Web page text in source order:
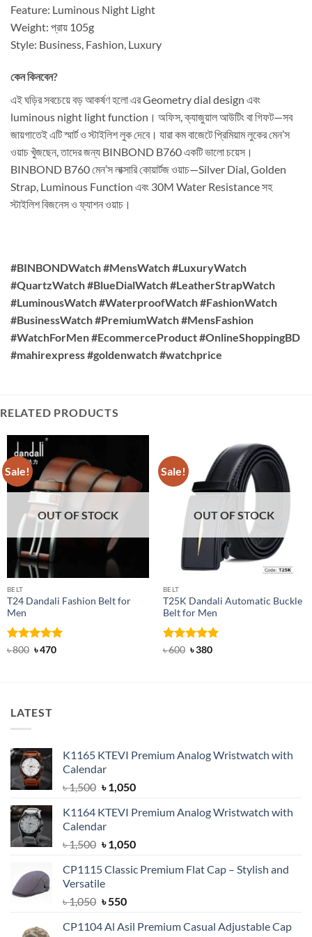
Feature: Luminous Night Light
Weight: প্রায় 105g
Style: Business, Fashion, Luxury
কেন কিনবেন?
এই ঘড়ির সবচেয়ে বড় আকর্ষণ হলো এর Geometry dial design এবং
luminous night light function। অফিস, ক্যাজুয়াল আউটিং বা গিফট—সব
জায়গাতেই এটি স্মার্ট ও স্টাইলিশ লুক দেবে। যারা কম বাজেটে প্রিমিয়াম লুকের মেন’স
ওয়াচ খুঁজছেন, তাদের জন্য BINBOND B760 একটি ভালো চয়েস।
BINBOND B760 মেন’স লাক্সারি কোয়ার্টজ ওয়াচ—Silver Dial, Golden
Strap, Luminous Function এবং 30M Water Resistance সহ
স্টাইলিশ বিজনেস ও ফ্যাশন ওয়াচ।
#BINBONDWatch #MensWatch #LuxuryWatch
#QuartzWatch #BlueDialWatch #LeatherStrapWatch
#LuminousWatch #WaterproofWatch #FashionWatch
#BusinessWatch #PremiumWatch #MensFashion
#WatchForMen #EcommerceProduct #OnlineShoppingBD
#mahirexpress #goldenwatch #watchprice
RELATED PRODUCTS
Sale!
OUT OF STOCK
BELT
T24 Dandali Fashion Belt for
Men
Rated5
৳800 Original
৳470Current
Sale!
OUT OF STOCK
BELT
T25K Dandali Automatic Buckle
Belt for Men
Rated5
৳600 Original
৳380Current
LATEST
K1165 KTEVI Premium Analog Wristwatch with
Calendar
৳1,500 Original
was:
৳ 1,500.
৳1,050Current
is:
K1164 KTEVI Premium Analog Wristwatch with
Calendar
৳1,500 Original
was:
৳ 1,500.
৳1,050Current
is:
CP1115 Classic Premium Flat Cap – Stylish and
Versatile
৳1,050 Original
was:
৳550Current
is:
CP1104 Al Asil Premium Casual Adjustable Cap